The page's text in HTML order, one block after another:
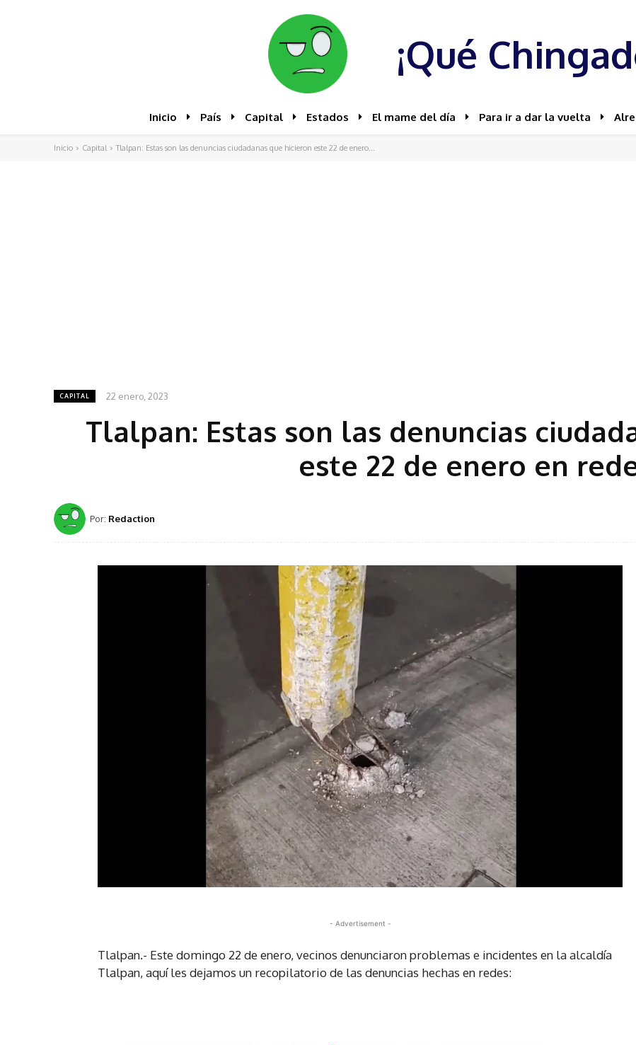
¡Qué
Inicio País Capital Estados El mame del día Para ir a dar la vuelta
Inicio Capital Tlalpan: Estas son las denuncias ciudadanas que hicieron este 22 de enero...
CAPITAL 22 enero, 2023
Tlalpan: Estas son las denuncias
este 22 de enero en
Por: Redaction
- Advertisement -
Tlalpan.- Este domingo 22 de enero, vecinos denunciaron problemas e incidentes en la alcaldía
Tlalpan, aquí les dejamos un recopilatorio de las denuncias hechas en redes: